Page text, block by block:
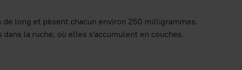
long et pèsent chacun environ 250 milligrammes.
la ruche, où elles s'accumulent en couches.